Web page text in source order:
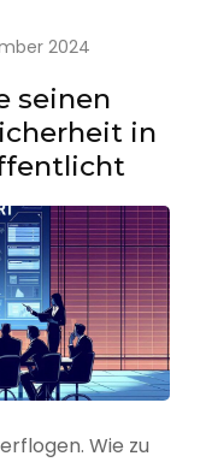
aus
CSV
erstellen
2024
seinen
in
Wie zu